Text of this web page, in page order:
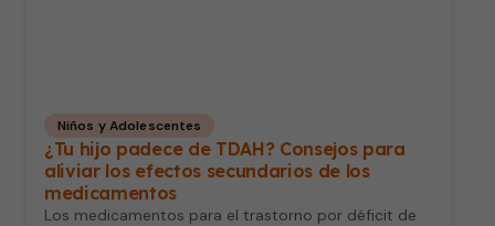
Niños y Adolescentes
¿Tu hijo padece de TDAH? Consejos para
aliviar los efectos secundarios de los
medicamentos
Los medicamentos para el trastorno por déficit de